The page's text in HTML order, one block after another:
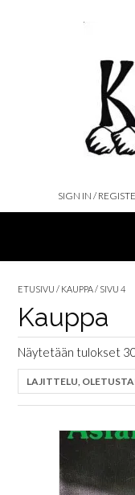
SIGN IN /
ETUSIVU / KAUPPA/ SIVU 4
Kauppa
Näytetään tulokset